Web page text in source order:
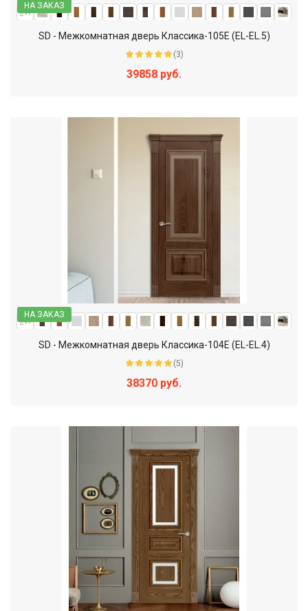
НА ЗАКАЗ
SD - Межкомнатная дверь Классика-105Е (EL-EL.5)
(3)
39858 руб.
НА ЗАКАЗ
SD - Межкомнатная дверь Классика-104Е (EL-EL.4)
(5)
38370 руб.